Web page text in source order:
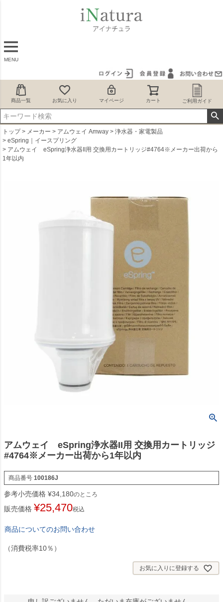
MENU
商品一覧 お気に入り マイページ カート ご利用ガイド
トップ メーカー アムウェイ Amway
浄水器・家電製品
eSpring｜イースプリング
アムウェイ eSpring浄水器II用 交換用カートリッジ#4764※メーカー出荷から
1年以内
アムウェイ eSpring浄水器II用 交換用カートリッジ
#4764※メーカー出荷から1年以内
商品番号 100186J
参考小売価格 ¥34,180のところ
販売価格 ¥25,470税込
商品についてのお問い合わせ
（消費税率10％）
お気に入りに登録する